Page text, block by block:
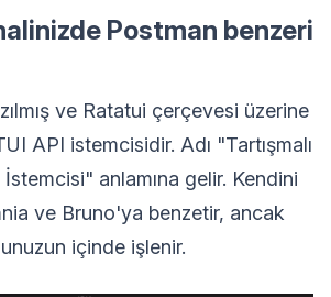
Postman benzeri
ve Ratatui çerçevesi üzerine
API istemcisidir. Adı "Tartışmalı
anlamına gelir. Kendini
ve Bruno'ya benzetir, ancak
içinde işlenir.